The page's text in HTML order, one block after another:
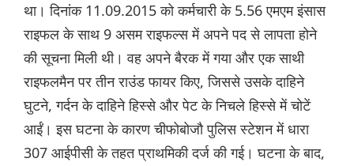
था। दिनांक 11.09.2015 को कर्मचारी के 5.56 एमएम इंसास
राइफल के साथ 9 असम राइफल्स में अपने पद से लापता होने
की सूचना मिली थी। वह अपने बैरक में गया और एक साथी
राइफलमैन पर तीन राउंड फायर किए, जिससे उसके दाहिने
घुटने, गर्दन के दाहिने हिस्से और पेट के निचले हिस्से में चोटें
आईं। इस घटना के कारण चीफोबोजौ पुलिस स्टेशन में धारा
307 आईपीसी के तहत प्राथमिकी दर्ज की गई। घटना के बाद,